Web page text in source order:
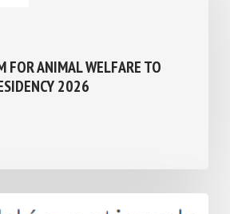
FOR ANIMAL WELFARE TO